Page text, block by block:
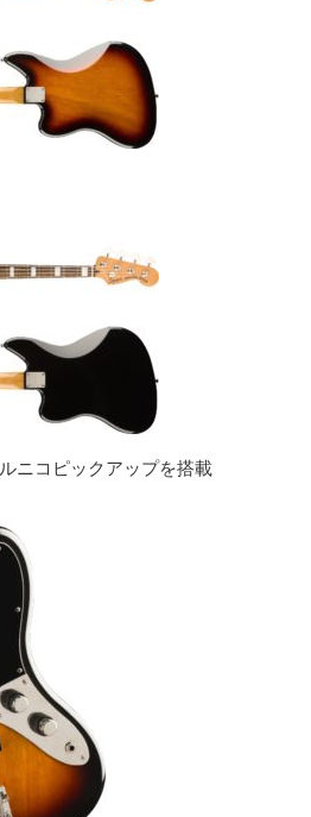
ニコピックアップを搭載